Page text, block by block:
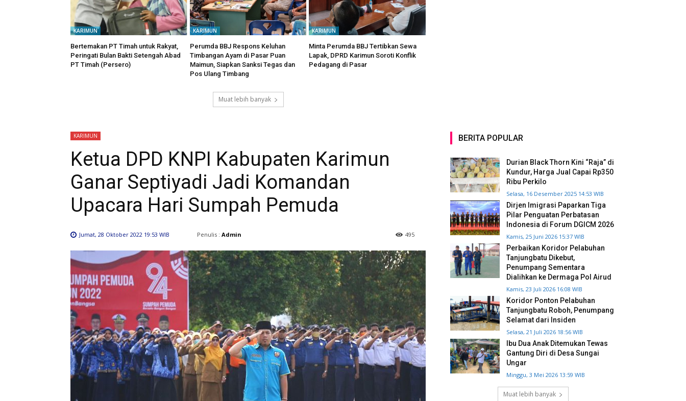
KARIMUN
Bertemakan PT Timah untuk Rakyat,
Peringati Bulan Bakti Setengah Abad
PT Timah (Persero)
KARIMUN
Perumda BBJ Respons Keluhan
Timbangan Ayam di Pasar Puan
Maimun, Siapkan Sanksi Tegas dan
Pos Ulang Timbang
KARIMUN
Minta Perumda BBJ Tertibkan Sewa
Lapak, DPRD Karimun Soroti Konflik
Pedagang di Pasar
Muat lebih banyak
KARIMUN
Ketua DPD KNPI Kabupaten Karimun
Ganar Septiyadi Jadi Komandan
Upacara Hari Sumpah Pemuda
Jumat, 28 Oktober 2022 19:53 WIB Penulis : Admin 495
BERITA POPULAR
Durian Black Thorn Kini “Raja” di
Kundur, Harga Jual Capai Rp350
Ribu Perkilo
Selasa, 16 Desember 2025 14:53 WIB
Dirjen Imigrasi Paparkan Tiga
Pilar Penguatan Perbatasan
Indonesia di Forum DGICM 2026
Kamis, 25 Juni 2026 15:37 WIB
Perbaikan Koridor Pelabuhan
Tanjungbatu Dikebut,
Penumpang Sementara
Dialihkan ke Dermaga Pol Airud
Kamis, 23 Juli 2026 16:08 WIB
Koridor Ponton Pelabuhan
Tanjungbatu Roboh, Penumpang
Selamat dari Insiden
Selasa, 21 Juli 2026 18:56 WIB
Ibu Dua Anak Ditemukan Tewas
Gantung Diri di Desa Sungai
Ungar
Minggu, 3 Mei 2026 13:59 WIB
Muat lebih banyak